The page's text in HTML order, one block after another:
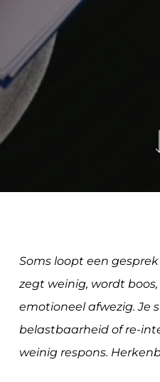
Soms loopt een
zegt weinig, wordt
emotioneel afwezig. Je
belastbaarheid of re-
weinig respons.